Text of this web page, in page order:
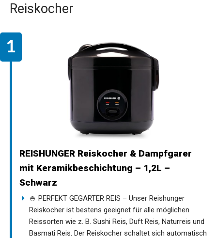
Reiskocher
REISHUNGER Reiskocher & Dampfgarer
mit Keramikbeschichtung – 1,2L –
Schwarz
🍚 PERFEKT GEGARTER REIS – Unser Reishunger
Reiskocher ist bestens geeignet für alle möglichen
Reissorten wie z. B. Sushi Reis, Duft Reis, Naturreis und
Basmati Reis. Der Reiskocher schaltet sich automatisch